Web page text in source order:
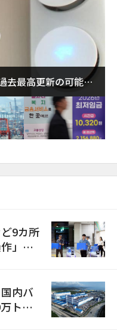
去最高更新の可能性
9カ所
」の
内バ
トン